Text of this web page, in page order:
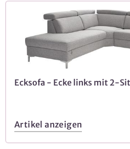
Ecksofa - Ecke links mit 2-
Artikel anzeigen